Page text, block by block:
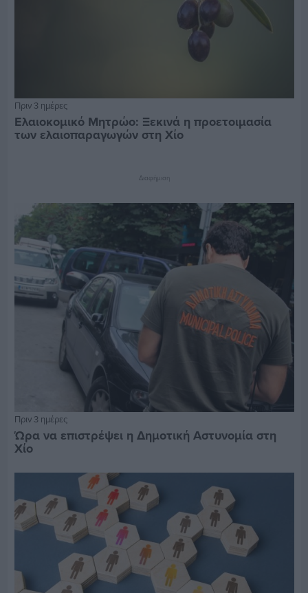
Πριν 3 ημέρες
Ελαιοκομικό Μητρώο: Ξεκινά η προετοιμασία
των ελαιοπαραγωγών στη Χίο
Διαφήμιση
Πριν 3 ημέρες
Ώρα να επιστρέψει η Δημοτική Αστυνομία στη
Χίο